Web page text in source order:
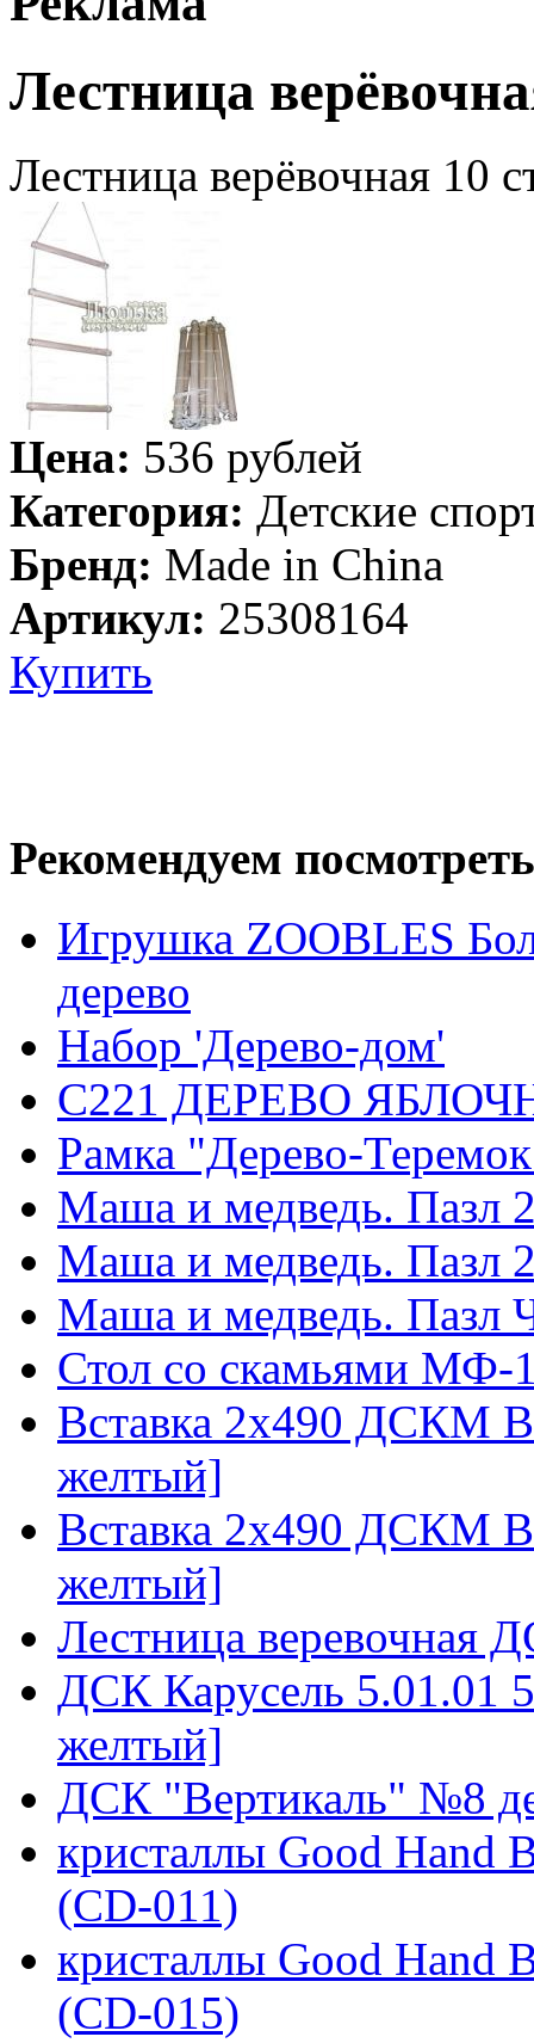
Лестница
Лестница верёвочная 10
Цена: 536 рублей
Категория: Детские
Бренд: Made in China
Артикул: 25308164
Купить
Рекомендуем
Игрушка ZOOBLES
дерево
Набор 'Дерево-дом'
C221 ДЕРЕВО
Рамка "Дерево-
Маша и медведь. Пазл
Маша и медведь. Пазл
Маша и медведь. Пазл
Стол со скамьями МФ-
Вставка 2х490 ДСКМ
желтый]
Вставка 2х490 ДСКМ
желтый]
Лестница веревочная
ДСК Карусель 5.01.01
желтый]
ДСК "Вертикаль" №8
кристаллы Good Hand
(CD-011)
кристаллы Good Hand
(CD-015)